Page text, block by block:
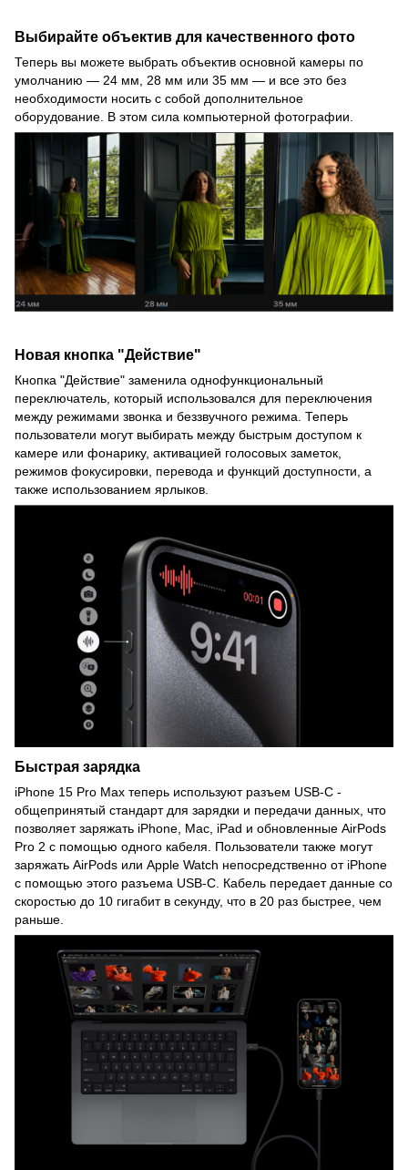
Выбирайте объектив для качественного фото
Теперь вы можете выбрать объектив основной камеры по
умолчанию — 24 мм, 28 мм или 35 мм — и все это без
необходимости носить с собой дополнительное
оборудование. В этом сила компьютерной фотографии.
Новая кнопка "Действие"
Кнопка "Действие" заменила однофункциональный
переключатель, который использовался для переключения
между режимами звонка и беззвучного режима. Теперь
пользователи могут выбирать между быстрым доступом к
камере или фонарику, активацией голосовых заметок,
режимов фокусировки, перевода и функций доступности, а
также использованием ярлыков.
Быстрая зарядка
iPhone 15 Pro Max теперь используют разъем USB-C -
общепринятый стандарт для зарядки и передачи данных, что
позволяет заряжать iPhone, Mac, iPad и обновленные AirPods
Pro 2 с помощью одного кабеля. Пользователи также могут
заряжать AirPods или Apple Watch непосредственно от iPhone
с помощью этого разъема USB-C. Кабель передает данные со
скоростью до 10 гигабит в секунду, что в 20 раз быстрее, чем
раньше.